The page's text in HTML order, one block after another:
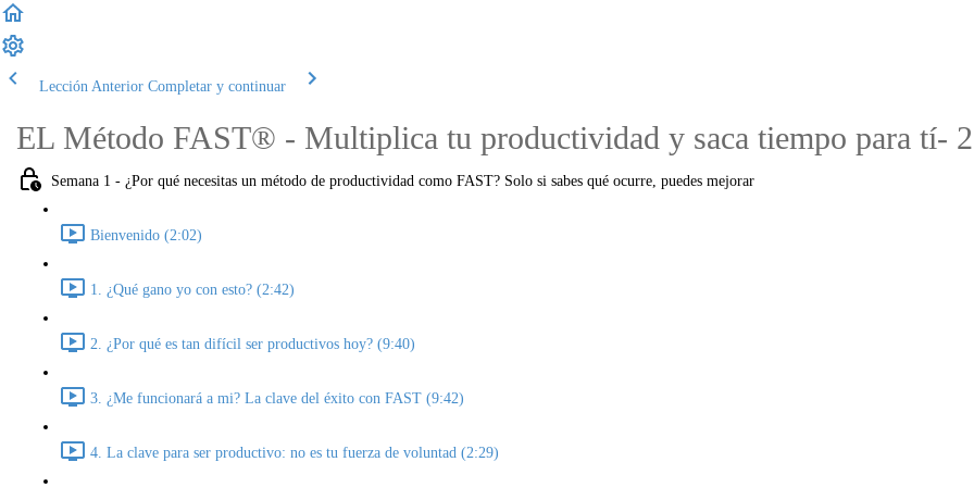
Lección Anterior Completar y continuar
EL Método FAST® - Multiplica tu productividad y saca tiempo para tí-
Semana 1 - ¿Por qué necesitas un método de productividad como FAST? Solo si sabes qué ocurre, puedes mejorar
Bienvenido (2:02)
1. ¿Qué gano yo con esto? (2:42)
2. ¿Por qué es tan difícil ser productivos hoy? (9:40)
3. ¿Me funcionará a mi? La clave del éxito con FAST (9:42)
4. La clave para ser productivo: no es tu fuerza de voluntad (2:29)